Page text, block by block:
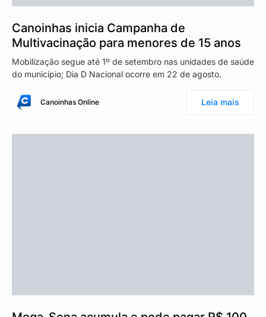
Canoinhas inicia Campanha de
Multivacinação para menores de 15 anos
Mobilização segue até 1º de setembro nas unidades de saúde
do município; Dia D Nacional ocorre em 22 de agosto.
Canoinhas Online Leia mais